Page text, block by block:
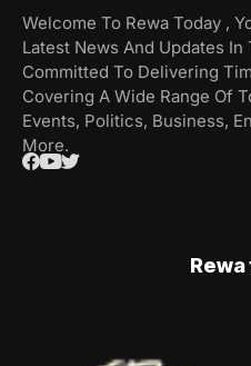
Welcome To Rewa Today ,
Latest News And Updates In
Committed To Delivering
Covering A Wide Range Of
Events, Politics, Business,
More.